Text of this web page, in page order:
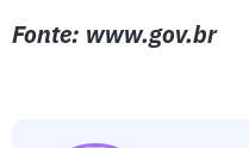
Fonte: www.gov.br